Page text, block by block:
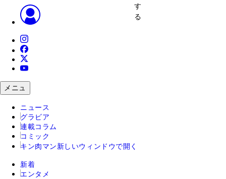
す
る
メニュ
ニュース
グラビア
連載コラム
コミック
キン肉マン 新しいウィンドウで開く
新着
エンタメ